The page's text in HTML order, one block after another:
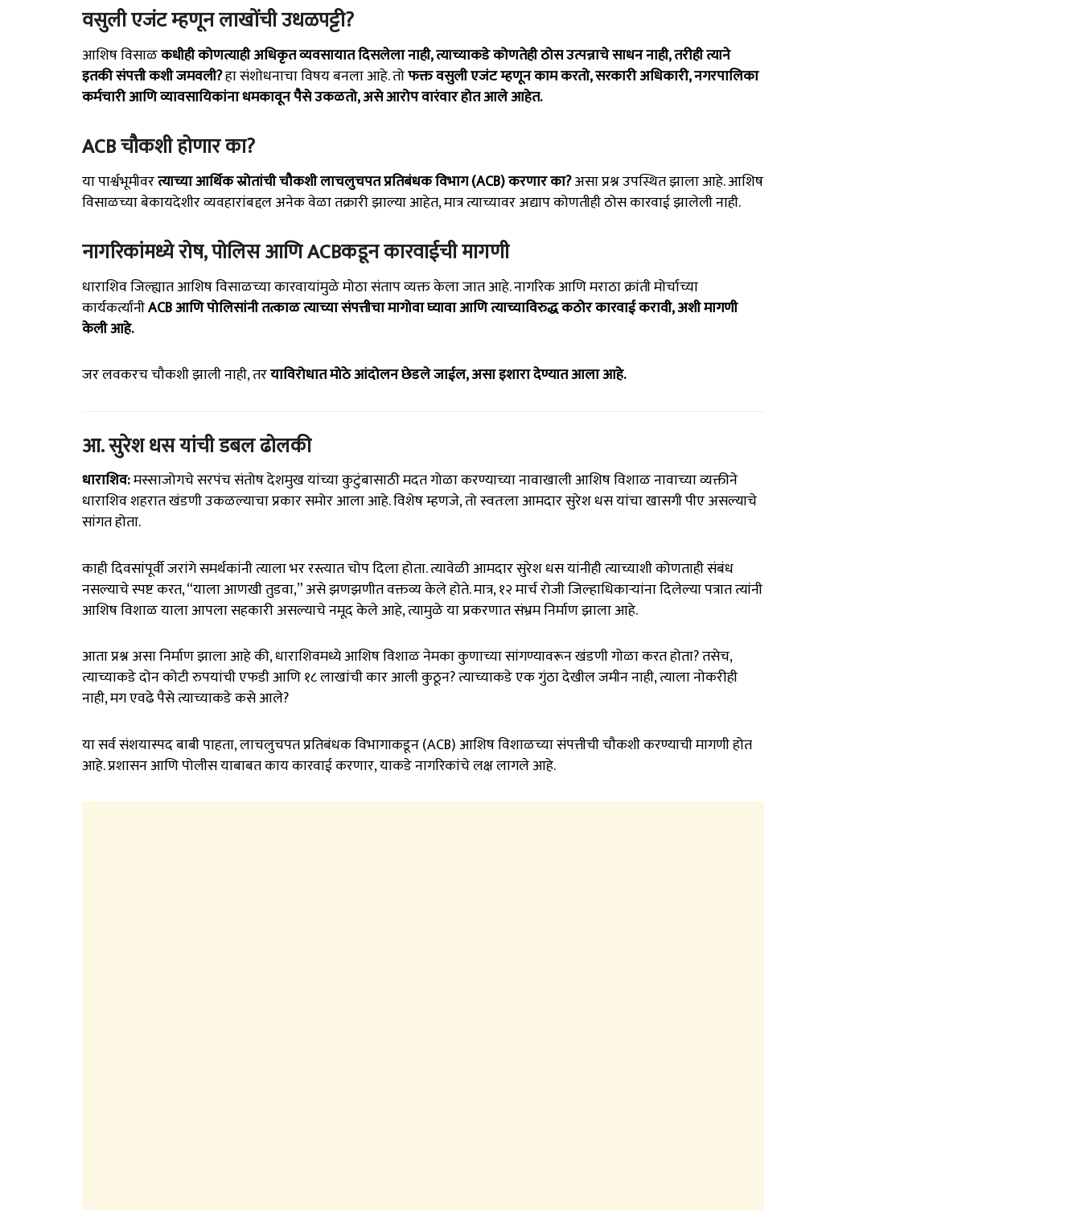
वसुली एजंट म्हणून लाखोंची उधळपट्टी?
आशिष विसाळकधीही कोणत्याही अधिकृत व्यवसायात दिसलेला नाही, त्याच्याकडे कोणतेही ठोस उत्पन्नाचे साधन नाही, तरीही त्याने
इतकी संपत्ती कशी जमवली?हा संशोधनाचा विषय बनला आहे. तोफक्त वसुली एजंट म्हणून काम करतो, सरकारी अधिकारी, नगरपालिका
कर्मचारी आणि व्यावसायिकांना धमकावून पैसे उकळतो, असे आरोप वारंवार होत आले आहेत.
ACB चौकशी होणार का?
या पार्श्वभूमीवरत्याच्या आर्थिक स्रोतांची चौकशी लाचलुचपत प्रतिबंधक विभाग (ACB) करणार का?असा प्रश्न उपस्थित झाला आहे. आशिष
विसाळच्या बेकायदेशीर व्यवहारांबद्दल अनेक वेळा तक्रारी झाल्या आहेत, मात्र त्याच्यावर अद्याप कोणतीही ठोस कारवाई झालेली नाही.
नागरिकांमध्ये रोष, पोलिस आणि ACBकडून कारवाईची मागणी
धाराशिव जिल्ह्यात आशिष विसाळच्या कारवायांमुळे मोठा संताप व्यक्त केला जात आहे. नागरिक आणि मराठा क्रांती मोर्चाच्या
कार्यकर्त्यांनीACB आणि पोलिसांनी तत्काळ त्याच्या संपत्तीचा मागोवा घ्यावा आणि त्याच्याविरुद्ध कठोर कारवाई करावी, अशी मागणी
केली आहे.
जर लवकरच चौकशी झाली नाही, तरयाविरोधात मोठे आंदोलन छेडले जाईल, असा इशारा देण्यात आला आहे.
आ. सुरेश धस यांची डबल ढोलकी
धाराशिव:मस्साजोगचे सरपंच संतोष देशमुख यांच्या कुटुंबासाठी मदत गोळा करण्याच्या नावाखाली आशिष विशाळ नावाच्या व्यक्तीने
धाराशिव शहरात खंडणी उकळल्याचा प्रकार समोर आला आहे. विशेष म्हणजे, तो स्वतःला आमदार सुरेश धस यांचा खासगी पीए असल्याचे
सांगत होता.
काही दिवसांपूर्वी जरांगे समर्थकांनी त्याला भर रस्त्यात चोप दिला होता. त्यावेळी आमदार सुरेश धस यांनीही त्याच्याशी कोणताही संबंध
नसल्याचे स्पष्ट करत, “याला आणखी तुडवा,” असे झणझणीत वक्तव्य केले होते. मात्र, १२ मार्च रोजी जिल्हाधिकाऱ्यांना दिलेल्या पत्रात त्यांनी
आशिष विशाळ याला आपला सहकारी असल्याचे नमूद केले आहे, त्यामुळे या प्रकरणात संभ्रम निर्माण झाला आहे.
आता प्रश्न असा निर्माण झाला आहे की, धाराशिवमध्ये आशिष विशाळ नेमका कुणाच्या सांगण्यावरून खंडणी गोळा करत होता? तसेच,
त्याच्याकडे दोन कोटी रुपयांची एफडी आणि १८ लाखांची कार आली कुठून? त्याच्याकडे एक गुंठा देखील जमीन नाही, त्याला नोकरीही
नाही, मग एवढे पैसे त्याच्याकडे कसे आले?
या सर्व संशयास्पद बाबी पाहता, लाचलुचपत प्रतिबंधक विभागाकडून (ACB) आशिष विशाळच्या संपत्तीची चौकशी करण्याची मागणी होत
आहे. प्रशासन आणि पोलीस याबाबत काय कारवाई करणार, याकडे नागरिकांचे लक्ष लागले आहे.